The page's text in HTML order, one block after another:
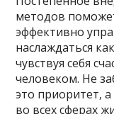
методов
эффективно
наслаждаться
чувствуя себя
человеком. Не
это приоритет, а
во всех сферах